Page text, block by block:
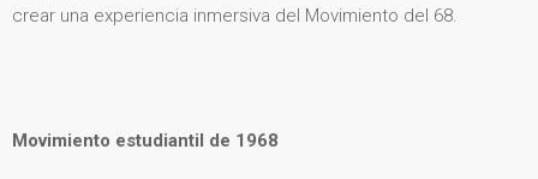
crear una experiencia inmersiva del Movimiento del 68.
Movimiento estudiantil de 1968